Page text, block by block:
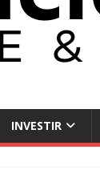
INVESTIR